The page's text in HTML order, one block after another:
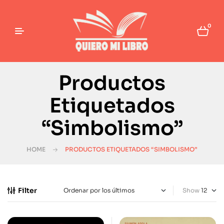
0
Productos
Etiquetados
“Simbolismo”
HOME PRODUCTOS ETIQUETADOS “SIMBOLISMO”
Filter Show